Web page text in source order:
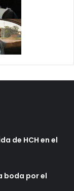
de HCH en el
boda por el